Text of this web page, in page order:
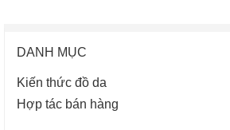
DANH MỤC
Kiến thức đồ da
Hợp tác bán hàng